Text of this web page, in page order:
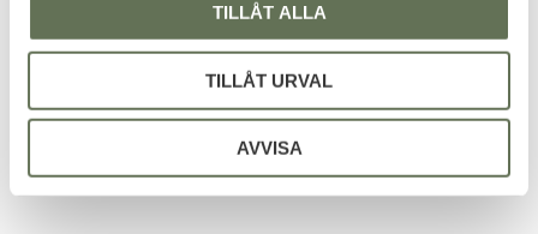
TILLÅT ALLA
TILLÅT URVAL
AVVISA
Atomic Stormtändare
Tankboy IV
En populär elektrisk tändare
80
Stormtändare Sverige
Dubbla jet flame lågor.
79KR